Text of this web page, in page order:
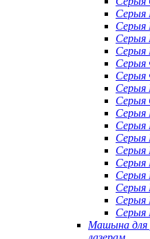
Серыя
Серыя
Серыя
Серыя
Серыя
Серыя
Серыя
Серыя
Серыя
Серыя
Серыя
Серыя
Серыя
Серыя
Серыя
Машына для